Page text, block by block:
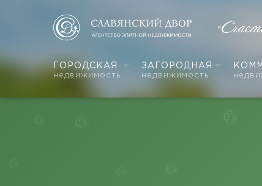
ГОРОДСКАЯ
недвижимость
ЗАГОРОДНАЯ
недвижимость